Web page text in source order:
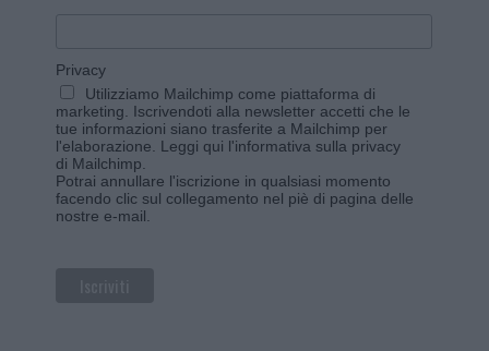
Privacy
Utilizziamo Mailchimp come piattaforma di
marketing. Iscrivendoti alla newsletter accetti che le
tue informazioni siano trasferite a Mailchimp per
l'elaborazione. Leggi qui l'informativa sulla privacy
di Mailchimp
Potrai annullare l'iscrizione in qualsiasi momento
facendo clic sul collegamento nel piè di pagina delle
nostre e-mail.